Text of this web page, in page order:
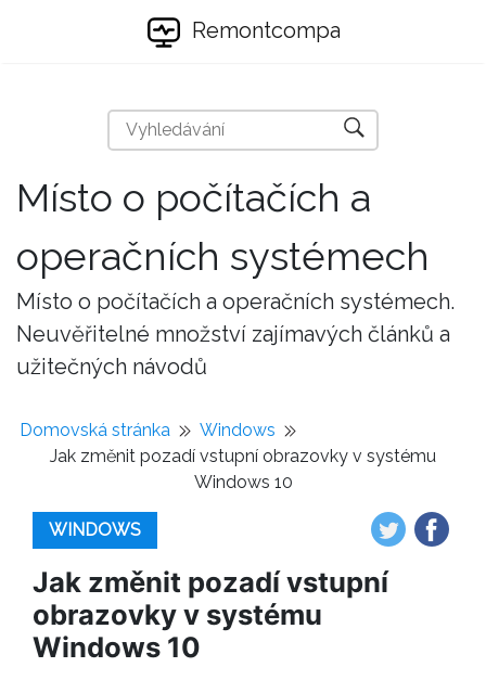
Remontcompa
Místo o počítačích a
operačních systémech
Místo o počítačích a operačních systémech.
Neuvěřitelné množství zajímavých článků a
užitečných návodů
Domovská stránka
Windows
Jak změnit pozadí vstupní obrazovky v systému
Windows 10
WINDOWS
Jak změnit pozadí vstupní
obrazovky v systému
Windows 10